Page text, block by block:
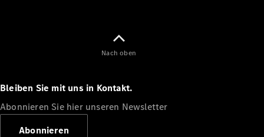
Nach oben
Bleiben Sie mit uns in Kontakt.
Abonnieren Sie hier unseren Newsletter
Abonnieren